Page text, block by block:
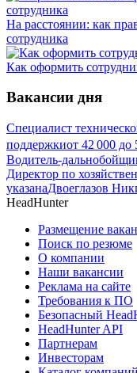
На расстоянии: как
сотрудника
Как оформить
Вакансии дня
Специалист
поддержкиот 42 000 до
Водитель-
Директор по
указанаДвоеглазов
HeadHunter
Размещение
Поиск по резюме
О компании
Наши вакансии
Реклама на сайте
Требования к ПО
Безопасный
HeadHunter API
Партнерам
Инвесторам